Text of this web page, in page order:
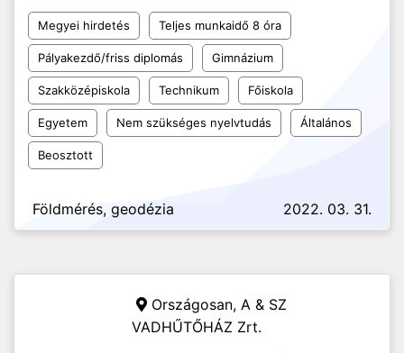
Megyei hirdetés Teljes munkaidő 8 óra
Pályakezdő/friss diplomás Gimnázium
Szakközépiskola Technikum Főiskola
Egyetem Nem szükséges nyelvtudás Általános
Beosztott
Földmérés, geodézia 2022. 03. 31.
Országosan, A & SZ
VADHŰTŐHÁZ Zrt.